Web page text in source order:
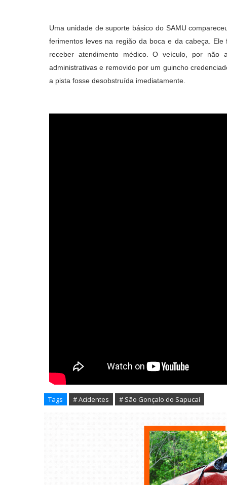
Uma unidade de suporte básico do SAMU
ferimentos leves na região da boca e da cabeça. Ele
receber atendimento médico.O veículo, por não
administrativas e removido por um guincho
a pista fosse desobstruída imediatamente.
Tags # Acidentes # São Gonçalo do Sapucaí